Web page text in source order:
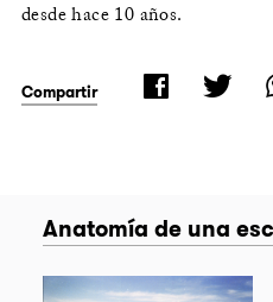
desde hace 10 años.
Compartir
Anatomía de una